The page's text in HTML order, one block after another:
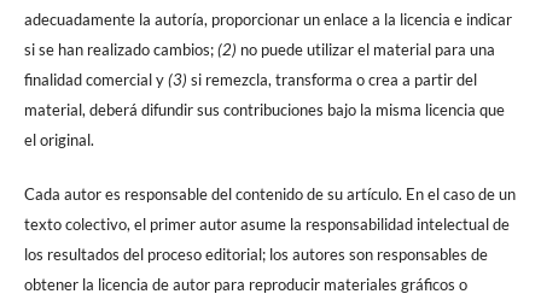
adecuadamente la autoría, proporcionar un enlace a la licencia e indicar
si se han realizado cambios;(2) no puede utilizar el material para una
finalidad comercial y(3) si remezcla, transforma o crea a partir del
material, deberá difundir sus contribuciones bajo la misma licencia que
el original.
Cada autor es responsable del contenido de su artículo. En el caso de un
texto colectivo, el primer autor asume la responsabilidad intelectual de
los resultados del proceso editorial; los autores son responsables de
obtener la licencia de autor para reproducir materiales gráficos o